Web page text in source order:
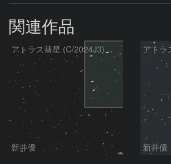
関連作品
アトラス彗星 (C/2024J3)：2026/08/05
新井優 新井優